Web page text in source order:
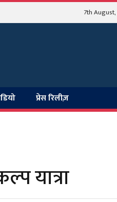
7th
प्रेस रिलीज़
यात्रा